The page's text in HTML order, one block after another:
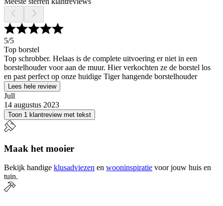
5/5
Top borstel
Top schrobber. Helaas is de complete uitvoering er niet in een
borstelhouder voor aan de muur. Hier verkochten ze de borstel los
en past perfect op onze huidige Tiger hangende borstelhouder
Lees hele review
Jull
14 augustus 2023
Toon 1 klantreview met tekst
Maak het mooier
Bekijk handige klusadviezen en wooninspiratie voor jouw huis en
tuin.